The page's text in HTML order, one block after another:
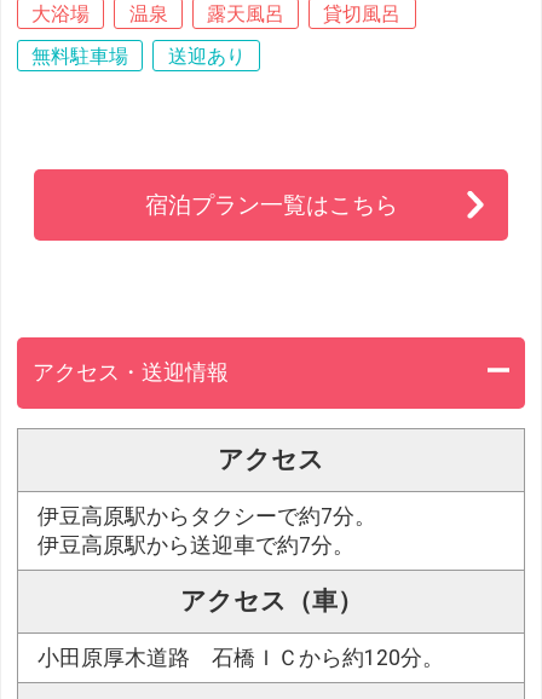
大浴場 温泉 露天風呂
貸切風呂
無料駐車場
送迎あり
宿泊プラン一覧はこちら
アクセス・送迎情報
アクセス
伊豆高原駅からタクシーで約7分。
伊豆高原駅から送迎車で約7分。
アクセス（車）
小田原厚木道路 石橋ＩＣから約120分。